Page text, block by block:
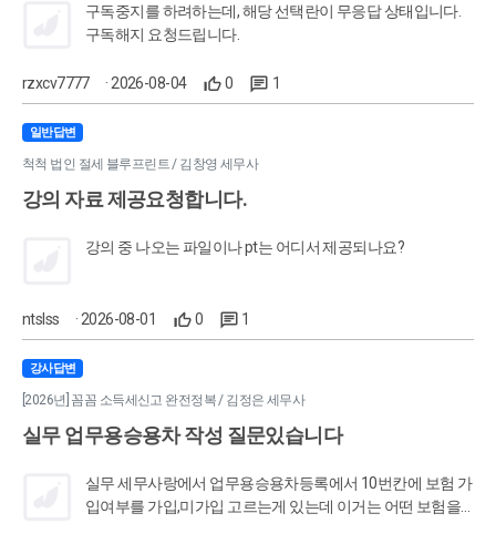
까요?
구독중지를 하려하는데, 해당 선택란이 무응답 상태입니다.
구독해지 요청드립니다.
rzxcv7777 · 2026-08-04 0 1
일반답변
척척 법인 절세 블루프린트 / 김창영 세무사
강의 자료 제공요청합니다.
강의 중 나오는 파일이나 pt는 어디서 제공되나요?
ntslss · 2026-08-01 0 1
강사답변
[2026년] 꼼꼼 소득세신고 완전정복 / 김정은 세무사
실무 업무용승용차 작성 질문있습니다
실무 세무사랑에서 업무용승용차등록에서 10번칸에 보험 가
입여부를 가입,미가입 고르는게 있는데 이거는 어떤 보험을